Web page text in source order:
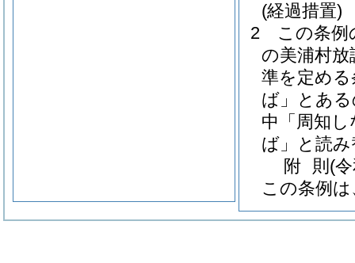
(経過措置)
2
この条例
の美浦村放
準を定め
ば」とあ
中「周知
ば」と読
附 則 (
この条例